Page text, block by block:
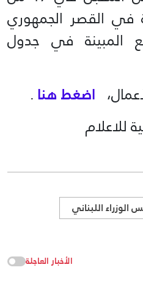
في القصر الجمهوري
المبينة في جدول
اضغط هنا.
للاعلام
الوزراء اللبناني
الأخبار العاجلة